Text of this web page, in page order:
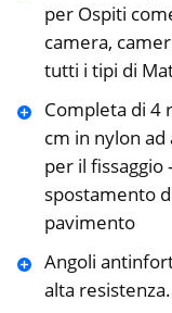
per Ospiti
camera,
tutti i tipi di
Completa di 4
cm in nylon
per il
spostamento
pavimento
Angoli
alta resistenza.